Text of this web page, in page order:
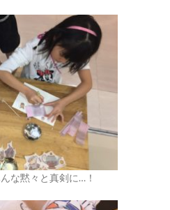
な黙々と真剣に…！